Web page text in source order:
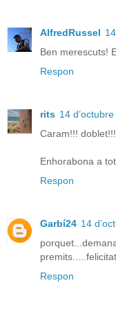
AlfredRussel
Ben merescuts!
Respon
rits 14
Caram!!!
Enhorabona a
Respon
Garbí24 14
Respon